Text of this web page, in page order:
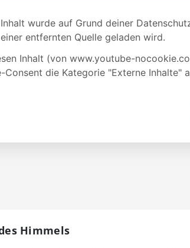
Himmels